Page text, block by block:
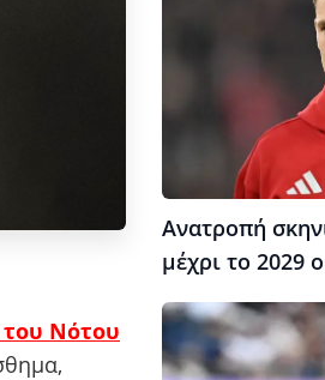
Νότου
Ανατροπή
μέχρι το 2029